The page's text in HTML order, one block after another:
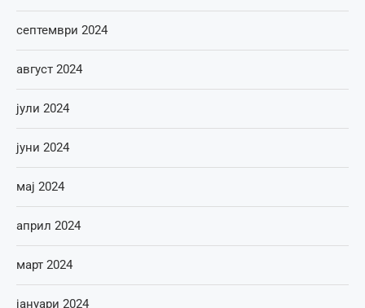
септември 2024
август 2024
јули 2024
јуни 2024
мај 2024
април 2024
март 2024
јануари 2024